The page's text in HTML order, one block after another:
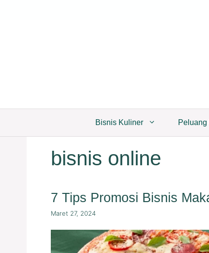
Bisnis Kuliner Peluang
bisnis online
7 Tips Promosi Bisnis
Maret 27, 2024